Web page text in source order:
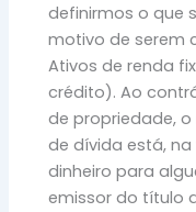
definirmos o que
motivo de serem
Ativos de renda
crédito). Ao
de propriedade,
de dívida está,
dinheiro para
emissor do título